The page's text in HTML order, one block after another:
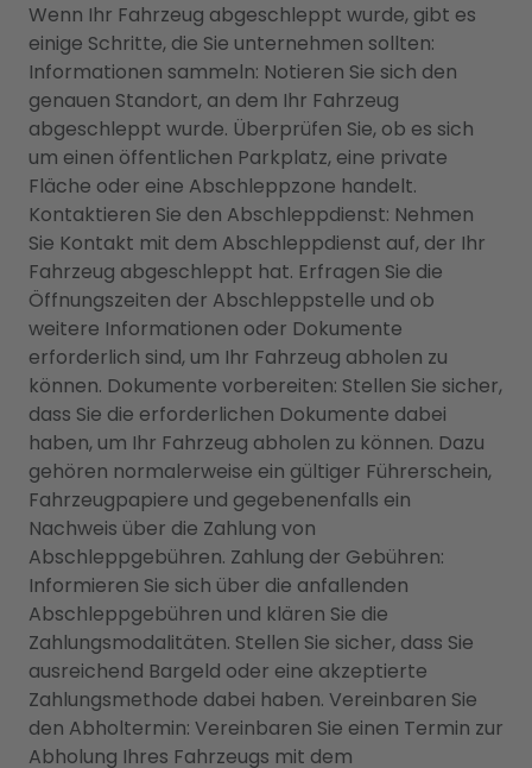
Wenn Ihr Fahrzeug abgeschleppt wurde, gibt es
einige Schritte, die Sie unternehmen sollten:
Informationen sammeln: Notieren Sie sich den
genauen Standort, an dem Ihr Fahrzeug
abgeschleppt wurde. Überprüfen Sie, ob es sich
um einen öffentlichen Parkplatz, eine private
Fläche oder eine Abschleppzone handelt.
Kontaktieren Sie den Abschleppdienst: Nehmen
Sie Kontakt mit dem Abschleppdienst auf, der Ihr
Fahrzeug abgeschleppt hat. Erfragen Sie die
Öffnungszeiten der Abschleppstelle und ob
weitere Informationen oder Dokumente
erforderlich sind, um Ihr Fahrzeug abholen zu
können. Dokumente vorbereiten: Stellen Sie sicher,
dass Sie die erforderlichen Dokumente dabei
haben, um Ihr Fahrzeug abholen zu können. Dazu
gehören normalerweise ein gültiger Führerschein,
Fahrzeugpapiere und gegebenenfalls ein
Nachweis über die Zahlung von
Abschleppgebühren. Zahlung der Gebühren:
Informieren Sie sich über die anfallenden
Abschleppgebühren und klären Sie die
Zahlungsmodalitäten. Stellen Sie sicher, dass Sie
ausreichend Bargeld oder eine akzeptierte
Zahlungsmethode dabei haben. Vereinbaren Sie
den Abholtermin: Vereinbaren Sie einen Termin zur
Abholung Ihres Fahrzeugs mit dem